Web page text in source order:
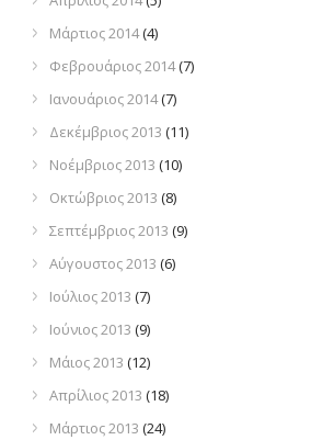
Μάρτιος 2014(4)
Φεβρουάριος 2014(7)
Ιανουάριος 2014(7)
Δεκέμβριος 2013 (11)
Νοέμβριος 2013 (10)
Οκτώβριος 2013 (8)
Σεπτέμβριος 2013 (9)
Αύγουστος 2013 (6)
Ιούλιος 2013 (7)
Ιούνιος 2013 (9)
Μάιος 2013 (12)
Απρίλιος 2013 (18)
Μάρτιος 2013 (24)